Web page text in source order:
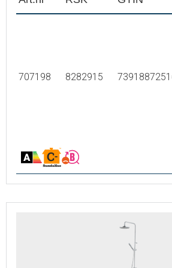
707198 8282915